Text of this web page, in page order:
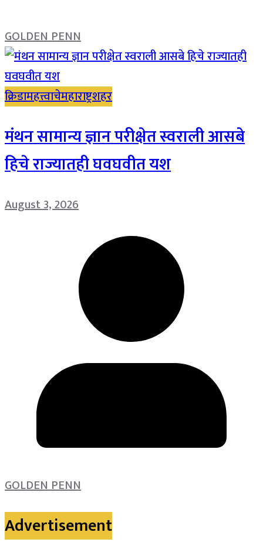
GOLDEN PENN
क्रिडामहत्त्वाचेमहाराष्ट्रशहर
मंथन सामान्य ज्ञान परीक्षेत स्वराली आसबे
हिचे राज्यातही घवघवीत यश
August 3, 2026
GOLDEN PENN
Advertisement